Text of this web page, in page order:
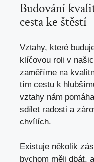
Budování
cesta ke štěstí
Vztahy, které
klíčovou roli v
zaměříme na
tím cestu k
vztahy nám
sdílet radosti a
chvílích.
Existuje několik
bychom měli dbát,